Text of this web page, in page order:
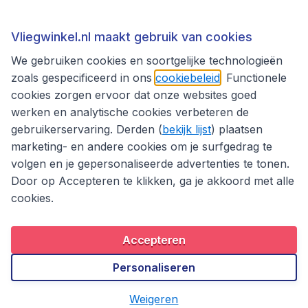
Thema's
Privacybeleid
Copyright © 2026
Vliegwinkel.nl maakt gebruik van cookies
We gebruiken cookies en soortgelijke technologieën
zoals gespecificeerd in ons cookiebeleid . Functionele
cookies zorgen ervoor dat onze websites goed
werken en analytische cookies verbeteren de
gebruikerservaring. Derden (bekijk lijst) plaatsen
marketing- en andere cookies om je surfgedrag te
volgen en je gepersonaliseerde advertenties te tonen.
Door op Accepteren te klikken, ga je akkoord met alle
cookies.
Accepteren
Personaliseren
Weigeren